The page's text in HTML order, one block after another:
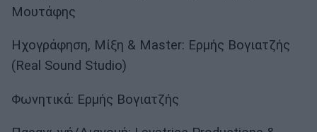
Μουτάφης
Ηχογράφηση, Μίξη & Master: Ερμής Βογιατζής
(Real Sound Studio)
Φωνητικά: Ερμής Βογιατζής